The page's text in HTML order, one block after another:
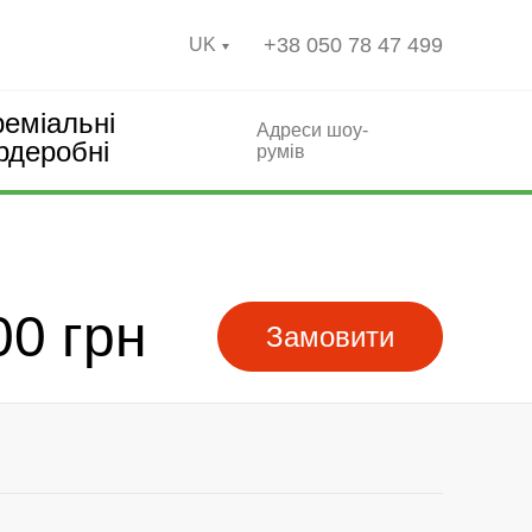
UK +38 050 78 47 499
Адреси шоу-
румів
грн Замовити